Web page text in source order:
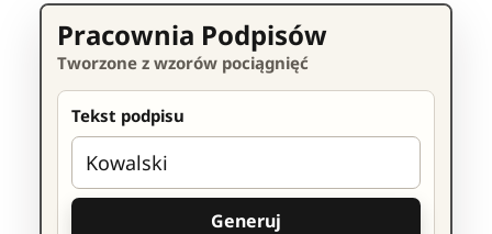
Pracownia Podpisów
Tworzone z wzorów pociągnięć
Tekst podpisu
Generuj